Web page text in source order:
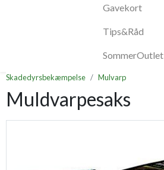
Gavekort
Tips&Råd
SommerOutlet
Skadedyrsbekæmpelse Mulvarp
Muldvarpesaks